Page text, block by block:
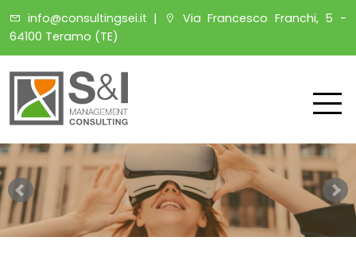
info@consultingsei.it |
Via Francesco Franchi, 5 -
64100 Teramo (TE)